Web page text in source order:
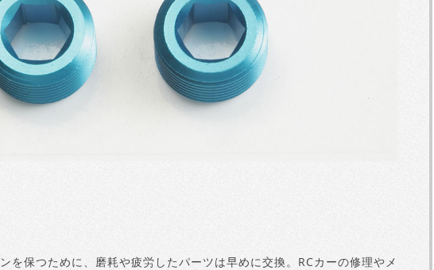
を保つために、磨耗や疲労したパーツは早めに交換。RCカーの修理やメ